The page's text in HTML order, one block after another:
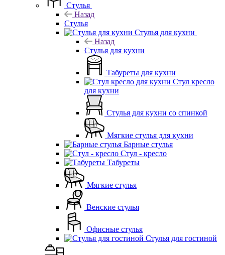
Стулья
Назад
Стулья
Стулья для кухни
Назад
Стулья для кухни
Табуреты для кухни
Стул кресло
для кухни
Стулья для кухни со спинкой
Мягкие стулья для кухни
Барные стулья
Стул - кресло
Табуреты
Мягкие стулья
Венские стулья
Офисные стулья
Стулья для гостиной